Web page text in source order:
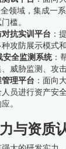
领域，集成一
槛。
抗实训平台 ：
攻防展示模式
全监测系统：
威胁监测、攻
理平台 ：面向
员进行资产安
。
与资质